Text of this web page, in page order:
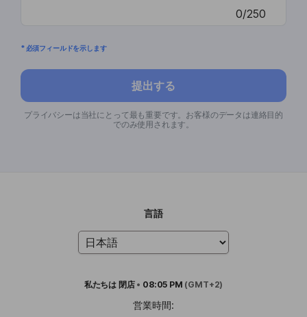
0/250
* 必須フィールドを示します
提出する
プライバシーは当社にとって最も重要です。お客様のデータは連絡目的
でのみ使用されます。
言語
私たちは 閉店 • 08:05 PM (GMT+2)
営業時間: